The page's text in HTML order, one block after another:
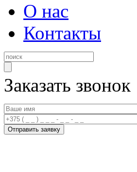
О нас
Контакты
Заказать звонок